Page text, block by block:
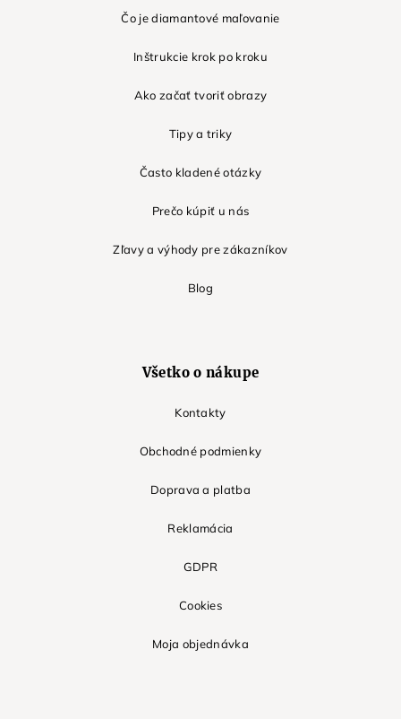
Čo je diamantové maľovanie
Inštrukcie krok po kroku
Ako začať tvoriť obrazy
Tipy a triky
Často kladené otázky
Prečo kúpiť u nás
Zľavy a výhody pre zákazníkov
Blog
Všetko o nákupe
Kontakty
Obchodné podmienky
Doprava a platba
Reklamácia
GDPR
Cookies
Moja objednávka